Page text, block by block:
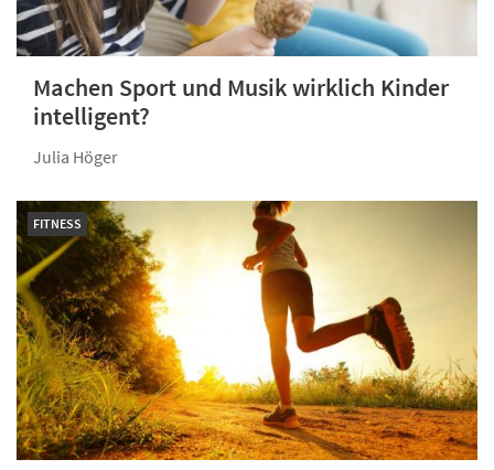
Machen Sport und Musik wirklich Kinder
intelligent?
Julia Höger
FITNESS